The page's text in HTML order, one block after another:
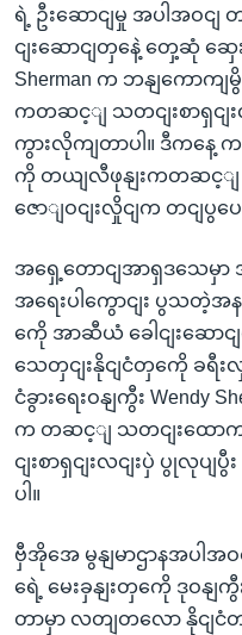
ရဲ့ ဦးဆောငျမှု အပါအဝင
ငျးဆောငျတှနေဲ့ တှေ့ဆုံ ဆှေ
Sherman က ဘနျကောက
ကတဆင့ျ သတငျးစာရှငျး
ကွားလိုကျတာပါ။ ဒီကနေ့ က
ကို တယျလီဖုနျးကတဆင့ျ
ဇောျဝငျးလှိုငျက တငျပွပ
အရှေ့တောငျအာရှဒသေမှ
အရေးပါကွောငျး ပွသတဲ့အ
ကေို အာဆီယံ ခေါငျးဆော
သေတှငျးနိုငျငံတှကေို ခရီ
ငံခွားရေးဝနျကွီး Wendy
က တဆင့ျ သတငျးထော
ငျးစာရှငျးလငျးပှဲ ပွုလုပ
ပါ။
ဗှီအိုအေ မွနျမာဌာနအပါအ
ရေဲ့ မေးခှနျးတှကေို ဒုဝနျကွီ
တာမှာ လတျတလော နိုငျငံ